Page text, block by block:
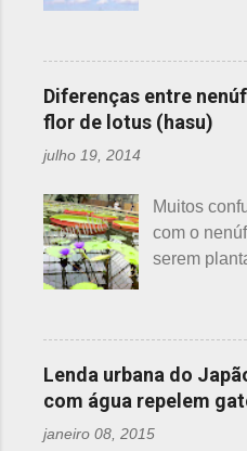
parecidas:
primeira a
gosto mais
Ameixeiras
brotam
junta no
é
são
árvores do
baixas,
japonesas
conheçam
ainda não
muito
suas terras
no mundo
que era
para
estava ele
viu uma
Sei
Diferenças entre
flor de lotus (hasu)
julho 19, 2014
Muitos
com o
serem
na água,
diferenças.
flor de
explicar de
qual a
Lenda urbana do
com água repelem
janeiro 08, 2015